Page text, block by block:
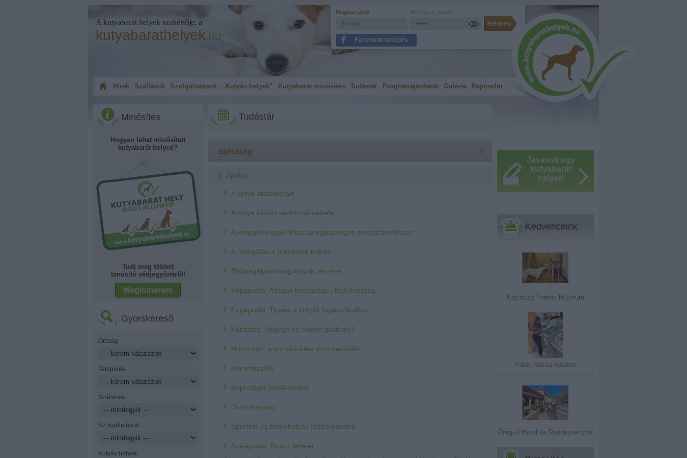
A kutyabarát helyek szakértője, a
kutyabarathelyek.hu
Regisztráció
Facebook belépés
Hírek Szállások Szolgáltatások „Kutyás helyek” Kutyabarát minősítés Tudástár Programajánlatok Galéria Kapcsolat
Minősítés
Hogyan lehet minősített
kutyabarát helyed?
Tudj meg többet
tanúsító védjegyünkről!
Megismerem
Gyorskereső
Ország
Település
Szállások
Szolgáltatások
Kutyás helyek
Tudástár
Egészség
Ápolás
A kutya alvásigénye
A kutya ideális testhőmérséklete
A kutyajólét egyik titka: az egészséges emésztőrendszer
A mozgatás a prevenció kulcsa
Elsősegélycsomag kutyák részére
Fogápolás: A fogak betegségei, fogkövesség
Fogápolás: Tippek a kutyák fogápolásához
Fürdetés: Hogyan és milyen gyakran?
Huminsav: a természetes immunerősítő
Karomápolás
Koprofágia (ürülékevés)
Orrszárazság
Sportoló és hobbikutyák ízületvédelme
Szájápolás: Rossz lehelet
Javasolj egy
kutyabarát
helyet!
Kedvenceink
Kazinczy Ferenc Múzeum
Fehér Rózsa Kávézó
Öreg-tó Hotel és Rendezvénytér